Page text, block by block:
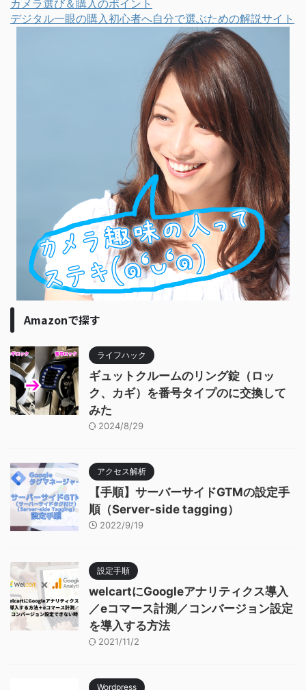
カメラ選び＆購入のポイント
デジタル一眼の購入初心者へ自分で選ぶための解説サイト
Amazonで探す
ライフハック
ギュットクルームのリング錠（ロッ
ク、カギ）を番号タイプのに交換して
みた
2024/8/29
アクセス解析
【手順】サーバーサイドGTMの設定手
順（Server-side tagging）
2022/9/19
設定手順
welcartにGoogleアナリティクス導入
／eコマース計測／コンバージョン設定
を導入する方法
2021/11/2
Wordpress